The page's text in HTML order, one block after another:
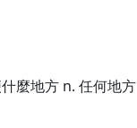
麼地方 n. 任何地方